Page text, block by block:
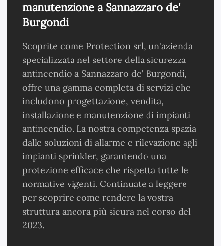
manutenzione a Sannazzaro de'
Burgondi
Scoprite come Protection srl, un'azienda
specializzata nel settore della sicurezza
antincendio a Sannazzaro de' Burgondi,
offre una gamma completa di servizi che
includono progettazione, vendita,
installazione e manutenzione di impianti
antincendio. La nostra competenza spazia
dalle soluzioni di allarme e rilevazione agli
impianti sprinkler, garantendo una
protezione efficace che rispetta tutte le
normative vigenti. Continuate a leggere
per scoprire come rendere la vostra
struttura ancora più sicura nel corso del
2023.